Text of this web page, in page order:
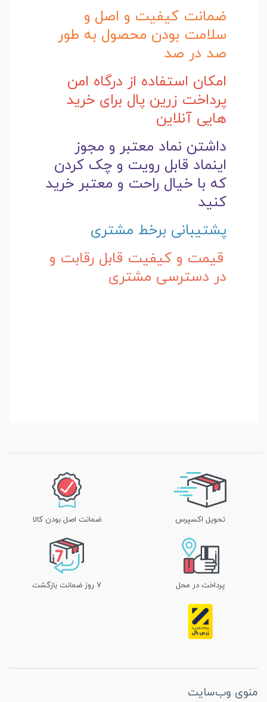
ضمانت کیفیت و اصل و
سلامت بودن محصول به طور
صد در صد
امکان استفاده از درگاه امن
پرداخت زرین پال برای خرید
هایی آنلاین
داشتن نماد معتبر و مجوز
اینماد قابل رویت و چک کردن
که با خیال راحت و معتبر خرید
کنید
پشتیبانی برخط مشتری
قیمت و کیفیت قابل رقابت و
در دسترسی مشتری
تحویل اکسپرس ضمانت اصل بودن کالا
پرداخت در محل ۷ روز ضمانت بازگشت
منوی وب‌سایت